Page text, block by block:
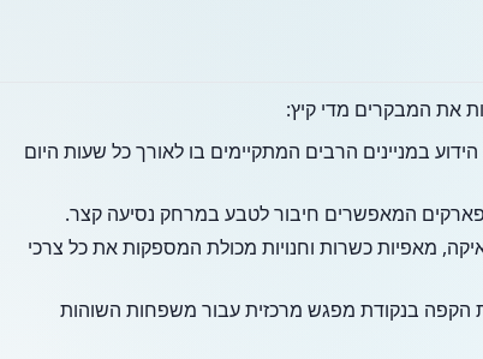
את המבקרים מדי קיץ:
במניינים הרבים המתקיימים בו לאורך כל שעות היום
המאפשרים חיבור לטבע במרחק נסיעה קצר.
מאפיות כשרות וחנויות מכולת המספקות את כל צרכי
על כביש 52 מציב את בית הקפה בנקודת מפגש מרכזית עבור משפחות השוהות